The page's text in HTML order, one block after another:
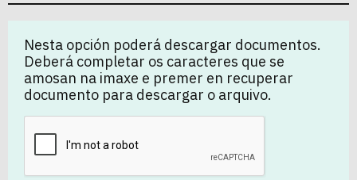
Nesta opción poderá descargar documentos.
Deberá completar os caracteres que se
amosan na imaxe e premer en recuperar
documento para descargar o arquivo.